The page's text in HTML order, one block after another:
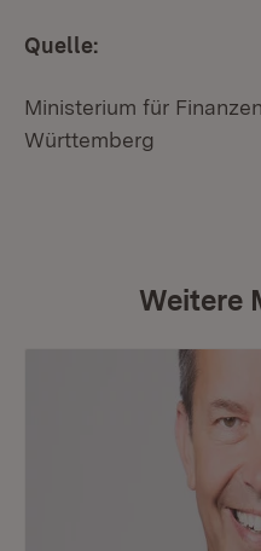
Quelle:
Ministerium für
Württemberg
Weitere